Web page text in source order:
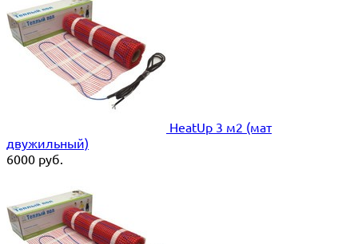
HeatUp 3 м2 (мат
двужильный)
6000 руб.